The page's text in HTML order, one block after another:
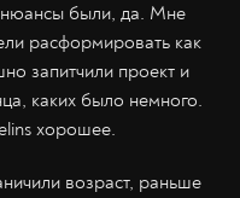
нюансы были, да. Мне
расформировать как
запитчили проект и
каких было немного.
хорошее.
возраст, раньше